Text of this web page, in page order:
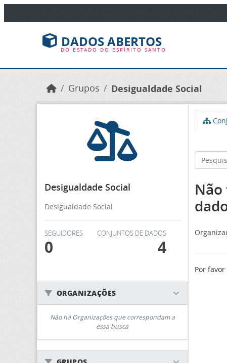
Ir para o conteúdo principal
DADOS ABERTOS
DO ESTADO DO ESPÍRITO SANTO
Grupos Desigualdade Social
Desigualdade Social
Desigualdade Social
SEGUIDORES
0
CONJUNTOS DE DADOS
4
ORGANIZAÇÕES
Não há Organizações que correspondam a
essa busca
Por